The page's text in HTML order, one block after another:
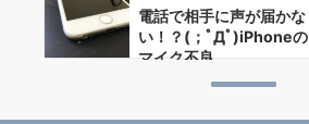
電話で相手に声が届かな
い！？(；ﾟДﾟ)iPhoneの
マイク不良